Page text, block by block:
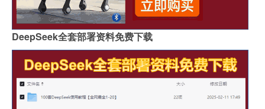
DeepSeek全套部署资料免费下载